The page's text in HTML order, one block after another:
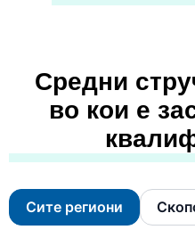
Средни
во кои е
Сите региони